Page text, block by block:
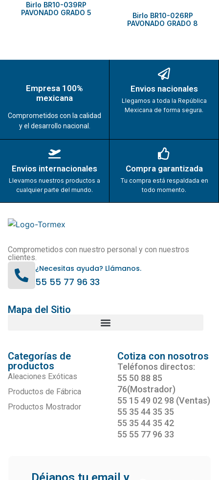
Birlo BR10-039RP
PAVONADO GRADO 5
Birlo BR10-026RP
PAVONADO GRADO 8
Empresa 100%
mexicana
Comprometidos con la calidad
y el desarrollo nacional.
Envios nacionales
Llegamos a toda la República
Mexicana de forma segura.
Envios internacionales
Llevamos nuestros productos a
cualquier parte del mundo.
Compra garantizada
Tu compra está respaldada en
todo momento.
Comprometidos con nuestro personal y con nuestros
clientes.
¿Necesitas ayuda? Llámanos.
55 55 77 96 33
Mapa del Sitio
Categorías de
productos
Aleaciones Exóticas
Productos de Fábrica
Productos Mostrador
Cotiza con nosotros
Teléfonos directos:
55 50 88 85
76(Mostrador)
55 15 49 02 98 (Ventas)
55 35 44 35 35
55 35 44 35 42
55 55 77 96 33